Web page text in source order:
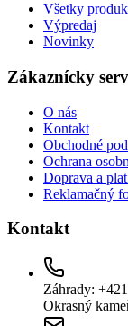
Všetky
Výpredaj
Novinky
Zákaznícky
O nás
Kontakt
Obchodné
Ochrana
Doprava a
Reklamačný
Kontakt
Záhrady:
Okrasný